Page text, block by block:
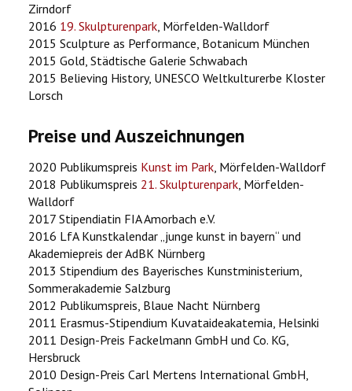
Zirndorf
2016 19. Skulpturenpark, Mörfelden-Walldorf
2015 Sculpture as Performance, Botanicum München
2015 Gold, Städtische Galerie Schwabach
2015 Believing History, UNESCO Weltkulturerbe Kloster
Lorsch
Preise und Auszeichnungen
2020 Publikumspreis Kunst im Park, Mörfelden-Walldorf
2018 Publikumspreis 21. Skulpturenpark, Mörfelden-
Walldorf
2017 Stipendiatin FIA Amorbach e.V.
2016 LfA Kunstkalendar „junge kunst in bayern“ und
Akademiepreis der AdBK Nürnberg
2013 Stipendium des Bayerisches Kunstministerium,
Sommerakademie Salzburg
2012 Publikumspreis, Blaue Nacht Nürnberg
2011 Erasmus-Stipendium Kuvataideakatemia, Helsinki
2011 Design-Preis Fackelmann GmbH und Co. KG,
Hersbruck
2010 Design-Preis Carl Mertens International GmbH,